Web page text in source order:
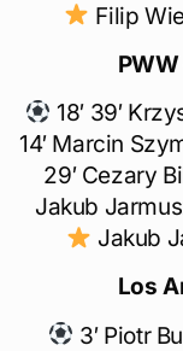
Filip
18′ 39′
14′ Marcin
29′ Cezary
Jakub
Jakub
Los
3′ Piotr